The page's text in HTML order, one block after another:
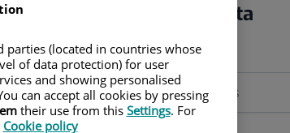
Demanar cita
Nom i cognoms
(located in countries whose
of data protection) for user
and showing personalised
can accept all cookies by pressing
their use from this Settings. For
Cookie policy